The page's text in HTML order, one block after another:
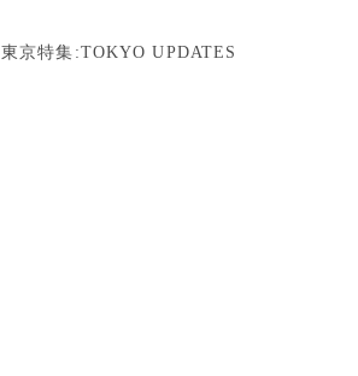
東京特集:TOKYO UPDATES